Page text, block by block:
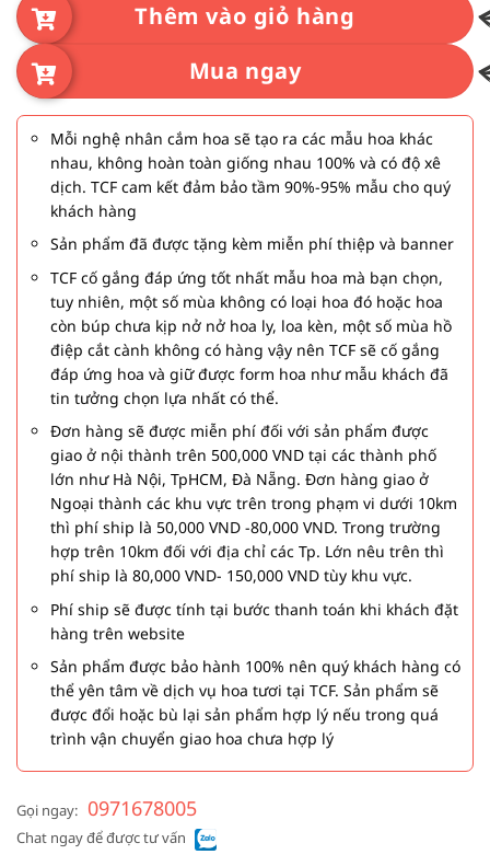
Thêm vào giỏ hàng
Mua ngay
Mỗi nghệ nhân cắm hoa sẽ tạo ra các mẫu hoa khác
nhau, không hoàn toàn giống nhau 100% và có độ xê
dịch. TCF cam kết đảm bảo tầm 90%-95% mẫu cho quý
khách hàng
Sản phẩm đã được tặng kèm miễn phí thiệp và banner
TCF cố gắng đáp ứng tốt nhất mẫu hoa mà bạn chọn,
tuy nhiên, một số mùa không có loại hoa đó hoặc hoa
còn búp chưa kịp nở nở hoa ly, loa kèn, một số mùa hồ
điệp cắt cành không có hàng vậy nên TCF sẽ cố gắng
đáp ứng hoa và giữ được form hoa như mẫu khách đã
tin tưởng chọn lựa nhất có thể.
Đơn hàng sẽ được miễn phí đối với sản phẩm được
giao ở nội thành trên 500,000 VND tại các thành phố
lớn như Hà Nội, TpHCM, Đà Nẵng. Đơn hàng giao ở
Ngoại thành các khu vực trên trong phạm vi dưới 10km
thì phí ship là 50,000 VND -80,000 VND. Trong trường
hợp trên 10km đối với địa chỉ các Tp. Lớn nêu trên thì
phí ship là 80,000 VND- 150,000 VND tùy khu vực.
Phí ship sẽ được tính tại bước thanh toán khi khách đặt
hàng trên website
Sản phẩm được bảo hành 100% nên quý khách hàng có
thể yên tâm về dịch vụ hoa tươi tại TCF. Sản phẩm sẽ
được đổi hoặc bù lại sản phẩm hợp lý nếu trong quá
trình vận chuyển giao hoa chưa hợp lý
Gọi ngay: 0971678005
Chat ngay để được tư vấn